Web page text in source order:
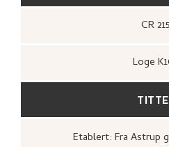
CR 215
Loge
Etablert: Fra Astrup